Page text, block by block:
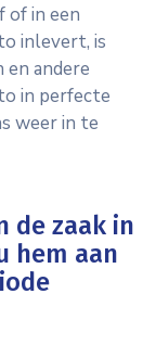
of in een
inlevert, is
en andere
in perfecte
weer in te
de zaak in
hem aan